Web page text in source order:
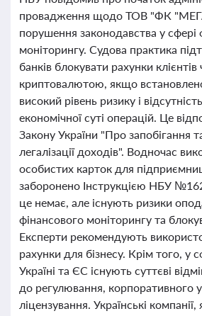
провадження щодо ТОВ "ФК
порушення законодавства у сфері
моніторингу. Судова практика
банків блокувати рахунки клієнтів
криптовалютою, якщо
високий рівень ризику і
економічної суті операцій. Це
Закону України "Про запобігання
легалізації доходів". Водночас
особистих карток для
заборонено Інструкцією НБУ
це немає, але існують ризики
фінансового моніторингу та
Експерти рекомендують
рахунки для бізнесу. Крім того, у
Україні та ЄС існують суттєві
до регулювання, корпоративного
ліцензування. Українські